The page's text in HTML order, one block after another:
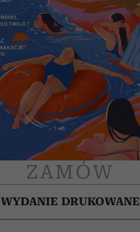
ZAMÓW
WYDANIE DRUKOWANE